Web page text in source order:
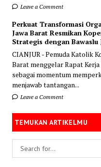
Leave a Comment
Perkuat Transformasi
Jawa Barat Resmikan
Strategis dengan Bawaslu
CIANJUR - Pemuda Katolik
Barat menggelar Rapat
sebagai momentum
menjawab tantangan...
Leave a Comment
TEMUKAN ARTIKELMU